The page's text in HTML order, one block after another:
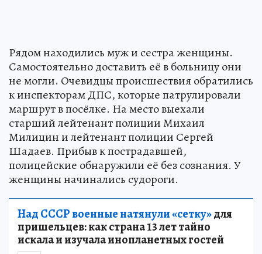
Рядом находились муж и сестра женщины.
Самостоятельно доставить её в больницу они
не могли. Очевидцы происшествия обратились
к инспекторам ДПС, которые патрулировали
маршрут в посёлке. На место выехали
старший лейтенант полиции Михаил
Милицин и лейтенант полиции Сергей
Шадаев. Прибыв к пострадавшей,
полицейские обнаружили её без сознания. У
женщины начинались судороги.
Над СССР военные натянули «сетку»для
пришельцев: как страна 13 лет тайно
искала и изучала инопланетных гостей